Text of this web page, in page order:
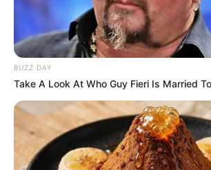
BUZZ DAY
Take A Look At Who Guy Fieri Is Married To